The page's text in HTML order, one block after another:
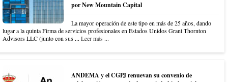
por New Mountain Capital
La mayor operación de este tipo en más de 25 años, dando
lugar a la quinta Firma de servicios profesionales en Estados Unidos Grant Thornton
Advisors LLC (junto con sus ... Leer más ...
ANDEMA y el CGPJ renuevan su convenio de